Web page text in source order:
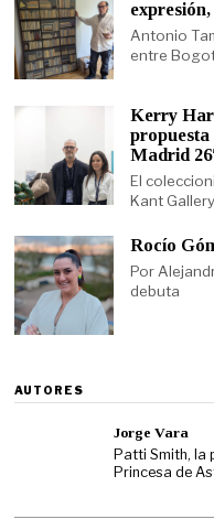
Antonio
entre
Kerry
Madrid
El
Kant
Rocío
Por
debuta
AUTORES
Jorge Vara
Patti Smith, la
Princesa de